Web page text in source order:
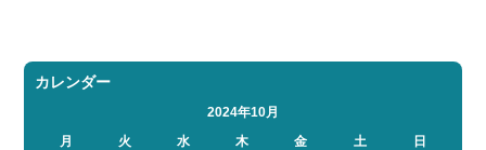
カレンダー
2024年10月
月
火 水 木 金 土
日